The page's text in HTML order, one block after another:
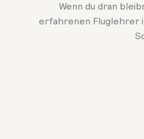
Wenn du dran
erfahrenen Fluglehrer